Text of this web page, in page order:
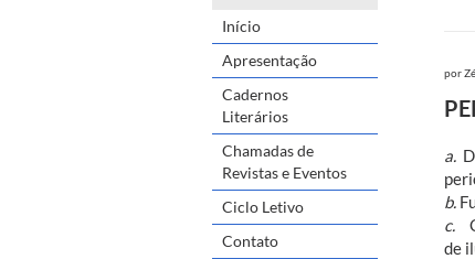
Início
Apresentação
Cadernos
Literários
Chamadas de
Revistas e Eventos
Ciclo Letivo
Contato
por
a.
b.
c.
de